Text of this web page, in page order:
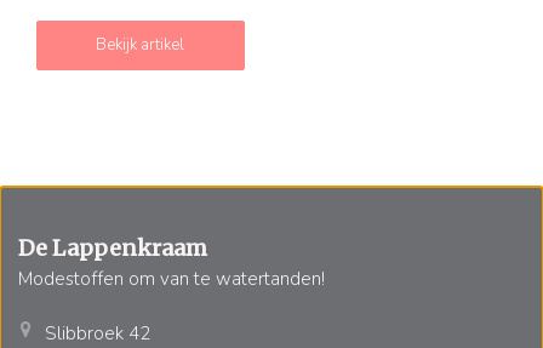
Bekijk artikel
De Lappenkraam
Modestoffen om van te watertanden!
Slibbroek 42